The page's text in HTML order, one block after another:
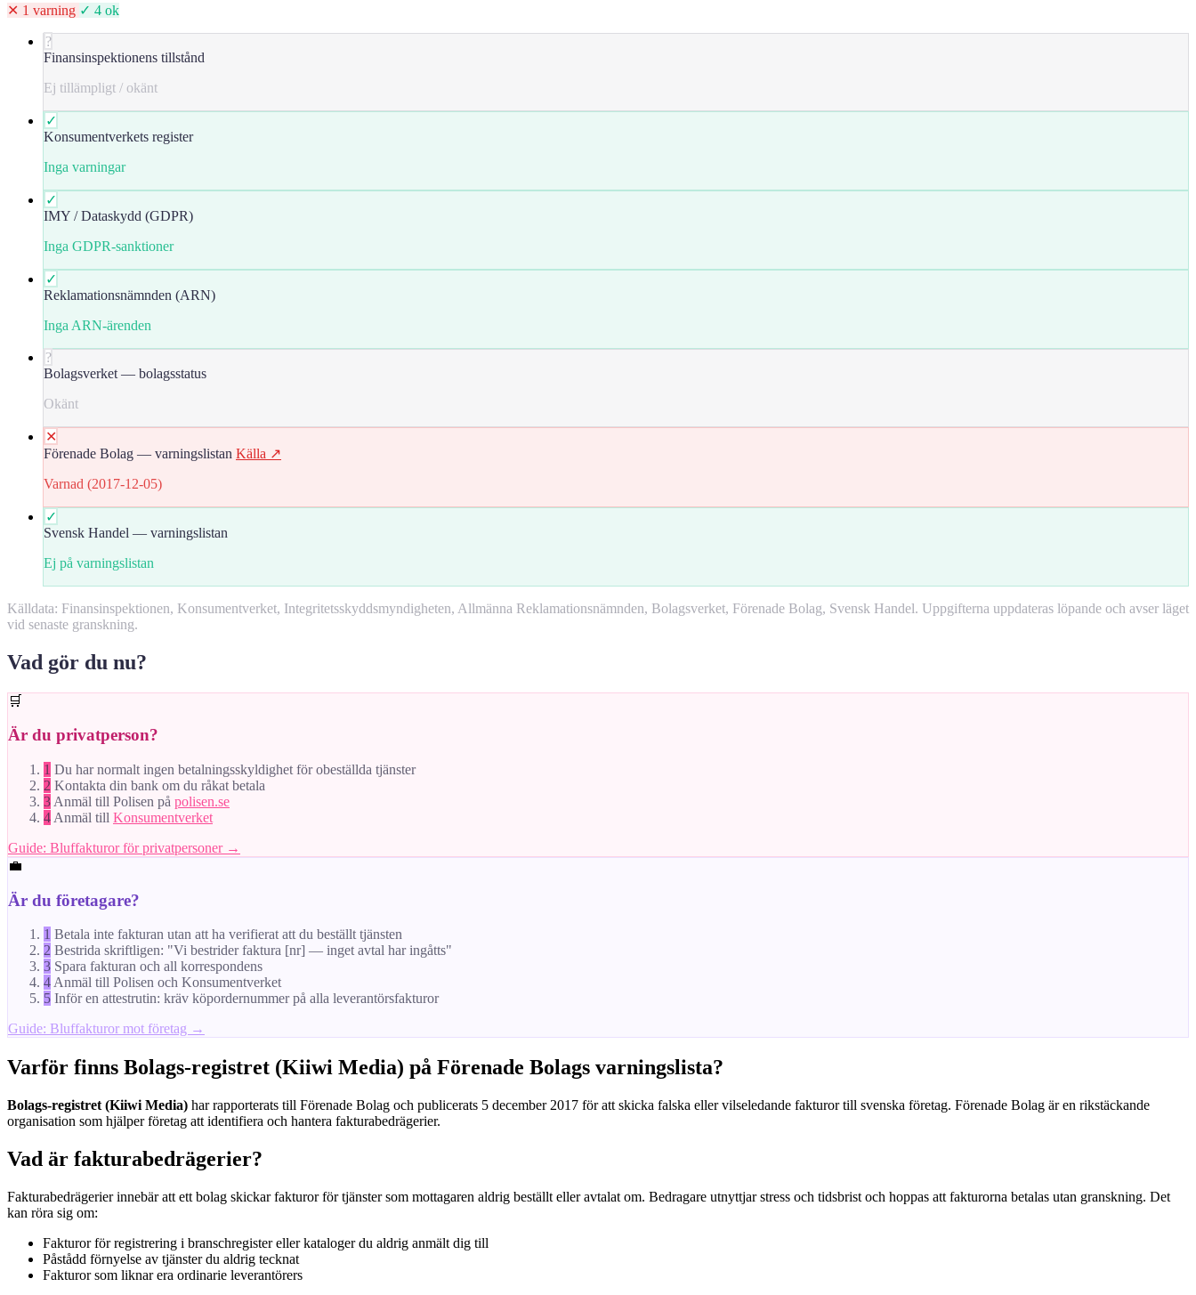
✕ 1 varning ✓ 4 ok
?
Finansinspektionens tillstånd
Ej tillämpligt / okänt
✓
Konsumentverkets register
Inga varningar
✓
IMY / Dataskydd (GDPR)
Inga GDPR-sanktioner
✓
Reklamationsnämnden (ARN)
Inga ARN-ärenden
?
Bolagsverket — bolagsstatus
Okänt
✕
Förenade Bolag — varningslistan Källa ↗
Varnad (2017-12-05)
✓
Svensk Handel — varningslistan
Ej på varningslistan
Källdata: Finansinspektionen, Konsumentverket, Integritetsskyddsmyndigheten, Allmänna Reklamationsnämnden, Bolagsverket, Förenade Bolag, Svensk Handel. Uppgifterna uppdateras löpande och avser läget
vid senaste granskning.
Vad gör du nu?
🛒
Är du privatperson?
1 Du har normalt ingen betalningsskyldighet för obeställda tjänster
2 Kontakta din bank om du råkat betala
3 Anmäl till Polisen på polisen.se
4 Anmäl till Konsumentverket
Guide: Bluffakturor för privatpersoner →
💼
Är du företagare?
1 Betala inte fakturan utan att ha verifierat att du beställt tjänsten
2 Bestrida skriftligen: "Vi bestrider faktura [nr] — inget avtal har ingåtts"
3 Spara fakturan och all korrespondens
4 Anmäl till Polisen och Konsumentverket
5 Inför en attestrutin: kräv köpordernummer på alla leverantörsfakturor
Guide: Bluffakturor mot företag →
Varför finns Bolags-registret (Kiiwi Media) på Förenade Bolags varningslista?
Bolags-registret (Kiiwi Media) har rapporterats till Förenade Bolag och publicerats 5 december 2017 för att skicka falska eller vilseledande fakturor till svenska företag. Förenade Bolag är en rikstäckande
organisation som hjälper företag att identifiera och hantera fakturabedrägerier.
Vad är fakturabedrägerier?
Fakturabedrägerier innebär att ett bolag skickar fakturor för tjänster som mottagaren aldrig beställt eller avtalat om. Bedragare utnyttjar stress och tidsbrist och hoppas att fakturorna betalas utan granskning. Det
kan röra sig om:
Fakturor för registrering i branschregister eller kataloger du aldrig anmält dig till
Påstådd förnyelse av tjänster du aldrig tecknat
Fakturor som liknar era ordinarie leverantörers